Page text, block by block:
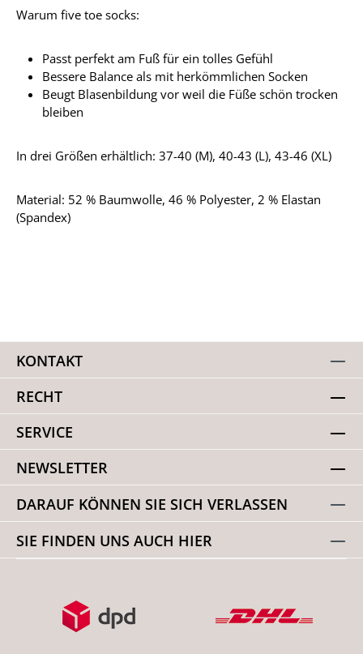
Warum five toe socks:
Passt perfekt am Fuß für ein tolles Gefühl
Bessere Balance als mit herkömmlichen Socken
Beugt Blasenbildung vor weil die Füße schön trocken
bleiben
In drei Größen erhältlich: 37-40 (M), 40-43 (L), 43-46 (XL)
Material: 52 % Baumwolle, 46 % Polyester, 2 % Elastan
(Spandex)
KONTAKT
RECHT
SERVICE
NEWSLETTER
DARAUF KÖNNEN SIE SICH VERLASSEN
SIE FINDEN UNS AUCH HIER